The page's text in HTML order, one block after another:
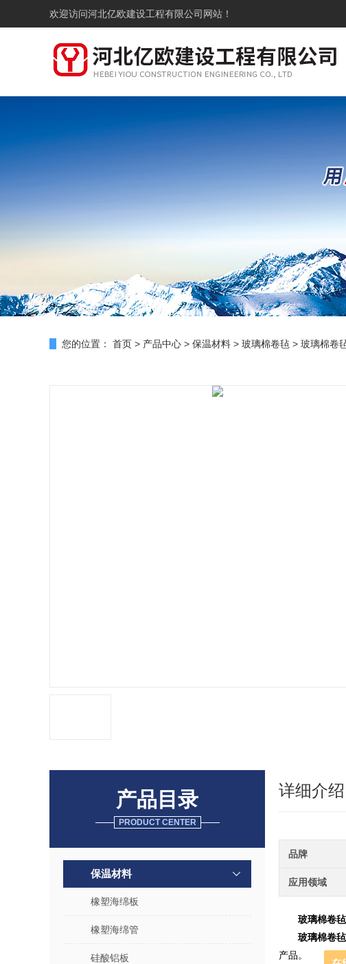
欢迎访问河北亿欧建设工程有限公司网站！
您的位置： 首页 > 产品中心 > 保温材料 > 玻璃棉卷毡 > 玻璃棉卷
产品目录
PRODUCT CENTER
保温材料
橡塑海绵板
橡塑海绵管
硅酸铝板
详细介绍
品牌
应用领域
玻璃棉卷
玻璃棉卷
产品。